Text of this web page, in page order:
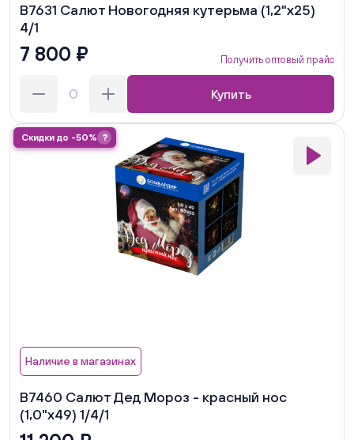
В7631 Салют Новогодняя кутерьма (1,2"х25)
4/1
7 800 ₽ Получить оптовый прайс
Купить
Скидки до -50% ?
Наличие в магазинах
В7460 Салют Дед Мороз - красный нос
(1,0"х49) 1/4/1